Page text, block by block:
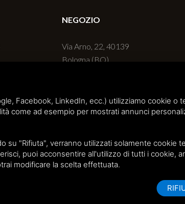
NEGOZIO
Via Arno, 22, 40139
Bologna (BO)
Facebook, LinkedIn, ecc.) utilizziamo cookie o
come ad esempio per mostrati annunci
su "Rifiuta", verranno utilizzati solamente cookie
puoi acconsentire all'utilizzo di tutti i cookie,
modificare la scelta effettuata.